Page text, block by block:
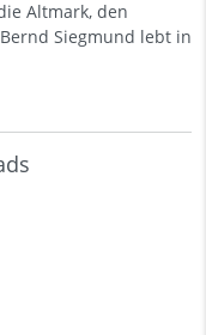
Altmark, den
Siegmund lebt in